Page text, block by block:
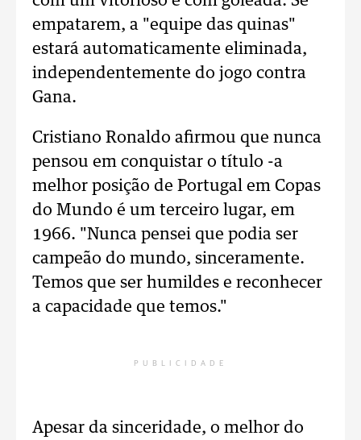
empatarem, a "equipe das quinas"
estará automaticamente eliminada,
independentemente do jogo contra
Gana.
Cristiano Ronaldo afirmou que nunca
pensou em conquistar o título -a
melhor posição de Portugal em Copas
do Mundo é um terceiro lugar, em
1966. "Nunca pensei que podia ser
campeão do mundo, sinceramente.
Temos que ser humildes e reconhecer
a capacidade que temos."
PUBLICIDADE
Apesar da sinceridade, o melhor do